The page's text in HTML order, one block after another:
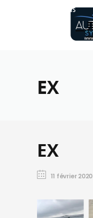
Réalisations
EX
EX
11 février 2020